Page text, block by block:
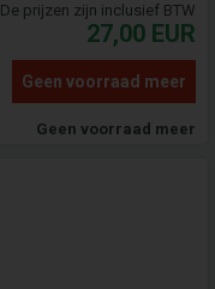
De prijzen zijn inclusief BTW
27,00 EUR
Geen voorraad meer
Geen voorraad meer